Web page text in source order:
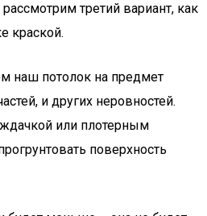
третий вариант, как
краской.
наш потолок на предмет
и других неровностей.
или плотерным
поверхность